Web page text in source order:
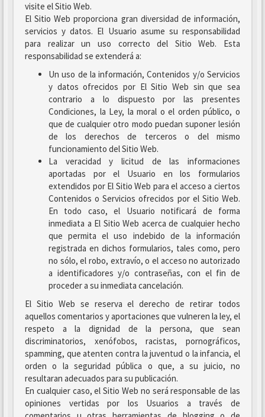
visite el Sitio Web.
El Sitio Web proporciona gran diversidad de información,
servicios y datos. El Usuario asume su responsabilidad
para realizar un uso correcto del Sitio Web. Esta
responsabilidad se extenderá a:
Un uso de la información, Contenidos y/o Servicios
y datos ofrecidos por El Sitio Web sin que sea
contrario a lo dispuesto por las presentes
Condiciones, la Ley, la moral o el orden público, o
que de cualquier otro modo puedan suponer lesión
de los derechos de terceros o del mismo
funcionamiento del Sitio Web.
La veracidad y licitud de las informaciones
aportadas por el Usuario en los formularios
extendidos por El Sitio Web para el acceso a ciertos
Contenidos o Servicios ofrecidos por el Sitio Web.
En todo caso, el Usuario notificará de forma
inmediata a El Sitio Web acerca de cualquier hecho
que permita el uso indebido de la información
registrada en dichos formularios, tales como, pero
no sólo, el robo, extravío, o el acceso no autorizado
a identificadores y/o contraseñas, con el fin de
proceder a su inmediata cancelación.
El Sitio Web se reserva el derecho de retirar todos
aquellos comentarios y aportaciones que vulneren la ley, el
respeto a la dignidad de la persona, que sean
discriminatorios, xenófobos, racistas, pornográficos,
spamming, que atenten contra la juventud o la infancia, el
orden o la seguridad pública o que, a su juicio, no
resultaran adecuados para su publicación.
En cualquier caso, el Sitio Web no será responsable de las
opiniones vertidas por los Usuarios a través de